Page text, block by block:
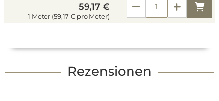
59,17 €
1 Meter (59,17 € pro Meter)
Rezensionen